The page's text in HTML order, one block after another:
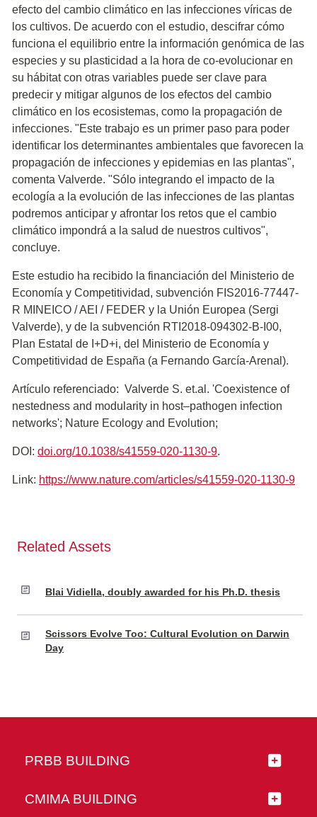
efecto del cambio climático en las infecciones víricas de
los cultivos. De acuerdo con el estudio, descifrar cómo
funciona el equilibrio entre la información genómica de las
especies y su plasticidad a la hora de co-evolucionar en
su hábitat con otras variables puede ser clave para
predecir y mitigar algunos de los efectos del cambio
climático en los ecosistemas, como la propagación de
infecciones. "Este trabajo es un primer paso para poder
identificar los determinantes ambientales que favorecen la
propagación de infecciones y epidemias en las plantas",
comenta Valverde. "Sólo integrando el impacto de la
ecología a la evolución de las infecciones de las plantas
podremos anticipar y afrontar los retos que el cambio
climático impondrá a la salud de nuestros cultivos",
concluye.
Este estudio ha recibido la financiación del Ministerio de
Economía y Competitividad, subvención FIS2016-77447-
R MINEICO / AEI / FEDER y la Unión Europea (Sergi
Valverde), y de la subvención RTI2018-094302-B-I00,
Plan Estatal de I+D+i, del Ministerio de Economía y
Competitividad de España (a Fernando García-Arenal).
Artículo referenciado: Valverde S. et.al. 'Coexistence of
nestedness and modularity in host–pathogen infection
networks'; Nature Ecology and Evolution;
DOI: doi.org/10.1038/s41559-020-1130-9.
Link: https://www.nature.com/articles/s41559-020-1130-9
Related Assets
Blai Vidiella, doubly awarded for his Ph.D. thesis
Scissors Evolve Too: Cultural Evolution on Darwin
Day
PRBB BUILDING
CMIMA BUILDING